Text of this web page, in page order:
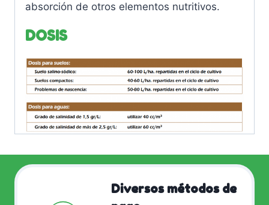
absorción de otros elementos nutritivos.
DOSIS
Diversos métodos de